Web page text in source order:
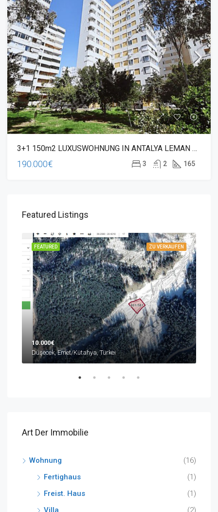
3+1 150m2 LUXUSWOHNUNG IN ANTALYA LEMAN NACHBARSCHAFT
190.000€ 3 2 165
Featured Listings
ZU VERKAUFEN
FEATURED
10.000€
Düşecek, Emet/Kütahya, Türkei
Art Der Immobilie
Wohnung
(16)
Fertighaus
(1)
Freist. Haus
(1)
Villa
(2)